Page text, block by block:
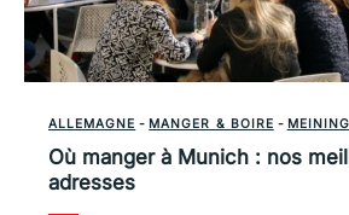
ALLEMAGNE - MANGER & BOIRE -
Où manger à Munich : nos
adresses